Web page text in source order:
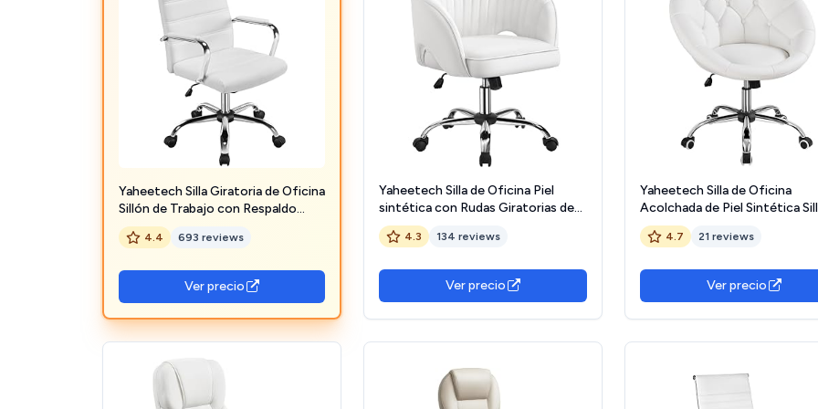
Yaheetech Silla Giratoria de Oficina
Sillón de Trabajo con Respaldo
Tapizado Asiento Sintético Altura
Ajustable Blanco
4.4 693 reviews
Ver precio
Yaheetech Silla de Oficina Piel
sintética con Rudas Giratorias de
360° con Función de Inclinación
Sillon para Trabajo Altura Ajustable
4.3 134 reviews
Ver precio
Yaheetech Silla de Oficina
Acolchada de Piel Sintética
Reclinable con Ruedas
para Oficina Estudio Despacho
4.7 21 reviews
Ver precio